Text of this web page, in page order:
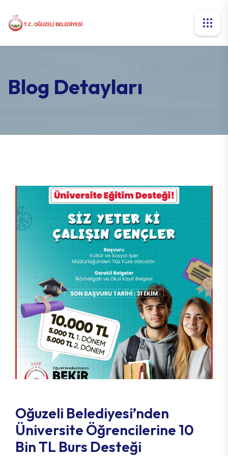
Blog Detayları
Oğuzeli Belediyesi’nden
Üniversite Öğrencilerine 10
Bin TL Burs Desteği